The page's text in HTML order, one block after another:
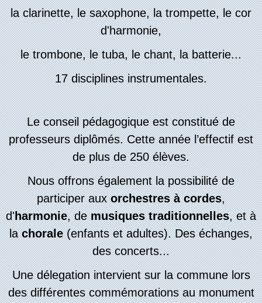
la clarinette,le saxophone, la trompette, le cor
d'harmonie,
le trombone, le tuba, le chant, la batterie...
17 disciplines instrumentales.
Le conseil pédagogique est constitué de
professeurs diplômés. Cette année l’effectif est
de plus de 250 élèves.
Nous offrons également la possibilité de
participer auxorchestres à cordes,
d'harmonie, demusiques traditionnelles, et à
lachorale(enfants et adultes).Des échanges,
des concerts...
Une délegation intervient sur la commune lors
des différentes commémorations au monument